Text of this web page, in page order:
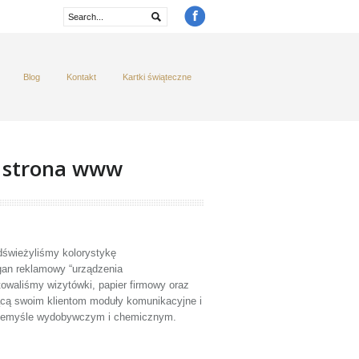
Blog Kontakt Kartki świąteczne
strona www
kolorystykę
reklamowy “urządzenia
wizytówki, papier firmowy oraz
swoim klientom moduły komunikacyjne i
wydobywczym i chemicznym.